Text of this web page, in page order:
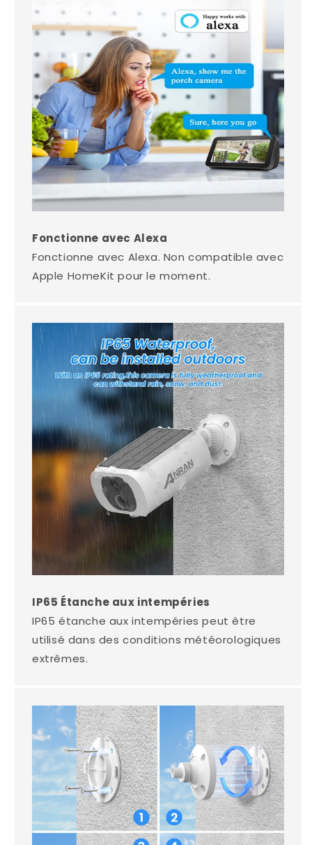
Fonctionne avec Alexa
Fonctionne avec Alexa. Non compatible avec
Apple HomeKit pour le moment.
IP65 Étanche aux intempéries
IP65 étanche aux intempéries peut être
utilisé dans des conditions météorologiques
extrêmes.